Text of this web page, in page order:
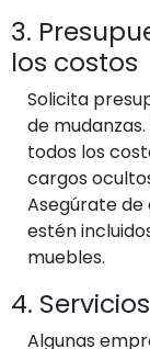
3.
los costos
Solicita
de
todos los
cargos
Asegúrate de
estén
muebles.
4.
Algunas